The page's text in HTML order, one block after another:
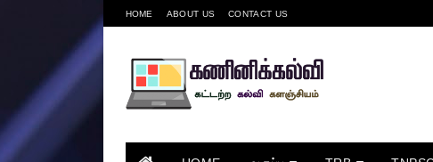
HOME ABOUT US CONTACT US